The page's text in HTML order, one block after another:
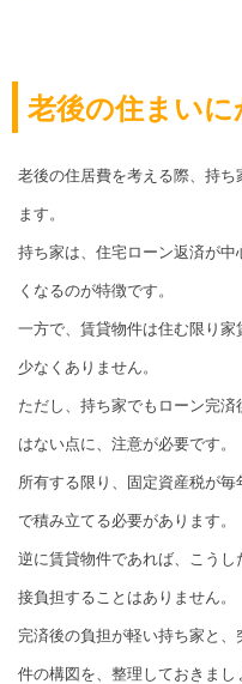
老後の住まい
老後の住居費を考える際、持
ます。
持ち家は、住宅ローン返済が
くなるのが特徴です。
一方で、賃貸物件は住む限り
少なくありません。
ただし、持ち家でもローン完
はない点に、注意が必要です。
所有する限り、固定資産税が
で積み立てる必要があります。
逆に賃貸物件であれば、こう
接負担することはありません。
完済後の負担が軽い持ち家と
件の構図を、整理しておきまし